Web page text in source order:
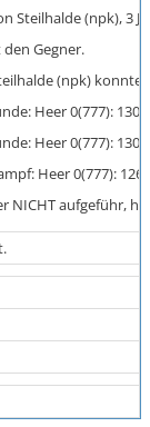
Steilhalde (npk), 3
den Gegner.
(npk) konnte
Heer 0(777):
Heer 0(777):
Heer 0(777):
NICHT aufgeführ,